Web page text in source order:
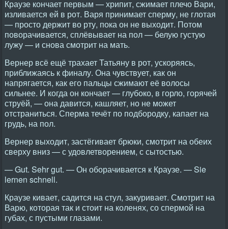
Краузе кончает первым — хрипит, сжимает плечо Вари,
изливается ей в рот. Варя принимает сперму, не глотая
— просто держит во рту, пока он не выходит. Потом
поворачивается, сплёвывает на пол — белую густую
лужу — и снова смотрит на мать.
Вернер всё ещё трахает Татьяну в рот, ускоряясь,
приближаясь к финалу. Она чувствует, как он
напрягается, как его пальцы сжимают её волосы
сильнее. И когда он кончает — глубоко, в горло, горячей
струёй, — она давится, кашляет, но не может
отстраниться. Сперма течёт по подбородку, капает на
грудь, на пол.
Вернер выходит, застёгивает брюки, смотрит на обеих
сверху вниз — с удовлетворением, с сытостью.
— Gut. Sehr gut. — Он оборачивается к Краузе. — Sie
lernen schnell.
Краузе кивает, садится на стул, закуривает. Смотрит на
Варю, которая так и стоит на коленях, со спермой на
губах, с пустыми глазами.